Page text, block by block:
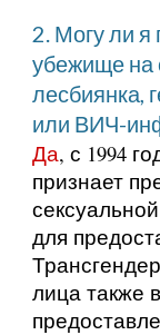
2. Могу ли я
убежище на
лесбиянка,
или ВИЧ-
Да, с 1994
признает
для
лица также